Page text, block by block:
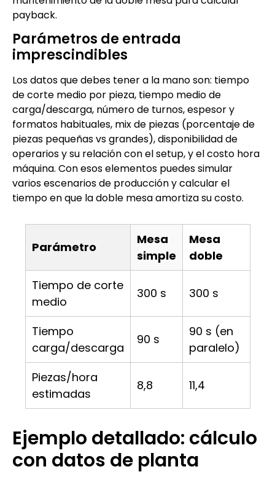
payback.
Parámetros de entrada
imprescindibles
Los datos que debes tener a la mano son: tiempo
de corte medio por pieza, tiempo medio de
carga/descarga, número de turnos, espesor y
formatos habituales, mix de piezas (porcentaje de
piezas pequeñas vs grandes), disponibilidad de
operarios y su relación con el setup, y el costo hora
máquina. Con esos elementos puedes simular
varios escenarios de producción y calcular el
tiempo en que la doble mesa amortiza su costo.
Parámetro
Mesa
simple
Mesa
doble
Tiempo de corte
medio
300 s 300 s
Tiempo
carga/descarga
90 s
90 s (en
paralelo)
Piezas/hora
estimadas
8,8 11,4
Ejemplo detallado: cálculo
con datos de planta